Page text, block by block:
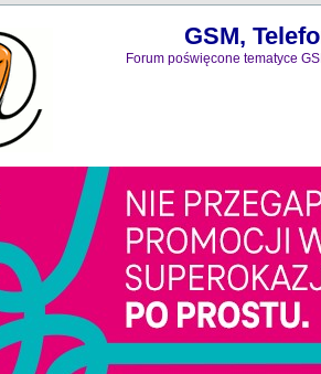
GSM,
Forum poświęcone tematyce